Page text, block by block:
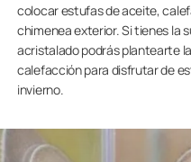
colocar estufas de aceite,
chimenea exterior. Si tienes la
acristalado podrás plantearte
calefacción para disfrutar de
invierno.